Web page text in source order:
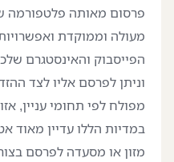
פרסום מאותה פלטפורמה
מעולה וממוקדת
הפייסבוק והאינסטגרם
וניתן לפרסם אליו לצד
מפולח לפי תחומי עניין,
במדיות הללו עדיין מאוד
מזון או מסעדה לפרסם